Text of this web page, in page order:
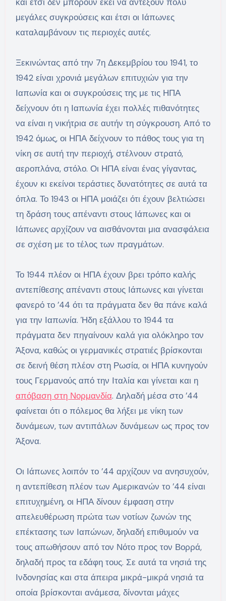
μεγάλες συγκρούσεις και έτσι οι Ιάπωνες
καταλαμβάνουν τις περιοχές αυτές.
Ξεκινώντας από την 7η Δεκεμβρίου του 1941, το
1942 είναι χρονιά μεγάλων επιτυχιών για την
Ιαπωνία και οι συγκρούσεις της με τις ΗΠΑ
δείχνουν ότι η Ιαπωνία έχει πολλές πιθανότητες
να είναι η νικήτρια σε αυτήν τη σύγκρουση. Από το
1942 όμως, οι ΗΠΑ δείχνουν το πάθος τους για τη
νίκη σε αυτή την περιοχή, στέλνουν στρατό,
αεροπλάνα, στόλο. Οι ΗΠΑ είναι ένας γίγαντας,
έχουν κι εκείνοι τεράστιες δυνατότητες σε αυτά τα
όπλα. Το 1943 οι ΗΠΑ μοιάζει ότι έχουν βελτιώσει
τη δράση τους απέναντι στους Ιάπωνες και οι
Ιάπωνες αρχίζουν να αισθάνονται μια ανασφάλεια
σε σχέση με το τέλος των πραγμάτων.
Το 1944 πλέον οι ΗΠΑ έχουν βρει τρόπο καλής
αντεπίθεσης απέναντι στους Ιάπωνες και γίνεται
φανερό το ’44 ότι τα πράγματα δεν θα πάνε καλά
για την Ιαπωνία. Ήδη εξάλλου το 1944 τα
πράγματα δεν πηγαίνουν καλά για ολόκληρο τον
Άξονα, καθώς οι γερμανικές στρατιές βρίσκονται
σε δεινή θέση πλέον στη Ρωσία, οι ΗΠΑ κυνηγούν
τους Γερμανούς από την Ιταλία και γίνεται και η
απόβαση στη Νορμανδία. Δηλαδή μέσα στο ’44
φαίνεται ότι ο πόλεμος θα λήξει με νίκη των
δυνάμεων, των αντιπάλων δυνάμεων ως προς τον
Άξονα.
Οι Ιάπωνες λοιπόν το ’44 αρχίζουν να ανησυχούν,
η αντεπίθεση πλέον των Αμερικανών το ’44 είναι
επιτυχημένη, οι ΗΠΑ δίνουν έμφαση στην
απελευθέρωση πρώτα των νοτίων ζωνών της
επέκτασης των Ιαπώνων, δηλαδή επιθυμούν να
τους απωθήσουν από τον Νότο προς τον Βορρά,
δηλαδή προς τα εδάφη τους. Σε αυτά τα νησιά της
Ινδονησίας και στα άπειρα μικρά-μικρά νησιά τα
οποία βρίσκονται ανάμεσα, δίνονται μάχες